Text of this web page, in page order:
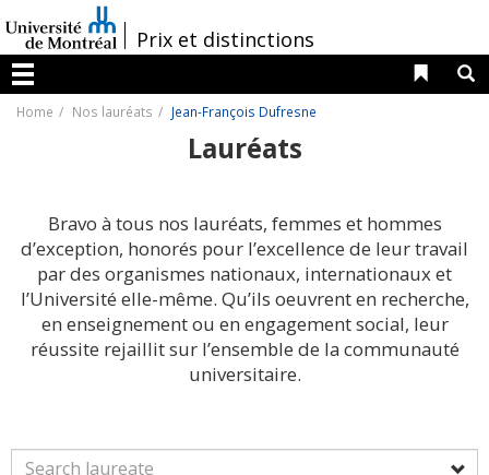
au
contenu
/Prix et distinctions
Menu
Liens
Home Nos lauréats Jean-François Dufresne
Lauréats
Bravo à tous nos lauréats, femmes et hommes
d’exception, honorés pour l’excellence de leur travail
par des organismes nationaux, internationaux et
l’Université elle-même. Qu’ils oeuvrent en recherche,
en enseignement ou en engagement social, leur
réussite rejaillit sur l’ensemble de la communauté
universitaire.